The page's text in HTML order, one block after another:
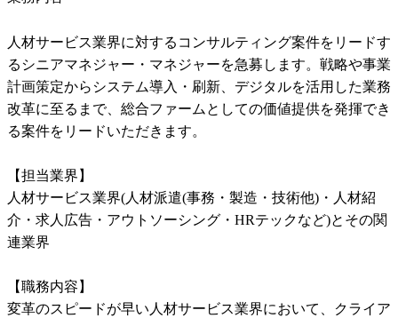
人材サービス業界に対するコンサルティング案件をリードす
るシニアマネジャー・マネジャーを急募します。戦略や事業
計画策定からシステム導入・刷新、デジタルを活用した業務
改革に至るまで、総合ファームとしての価値提供を発揮でき
る案件をリードいただきます。
【担当業界】
人材サービス業界(人材派遣(事務・製造・技術他)・人材紹
介・求人広告・アウトソーシング・HRテックなど)とその関
連業界
【職務内容】
変革のスピードが早い人材サービス業界において、クライア